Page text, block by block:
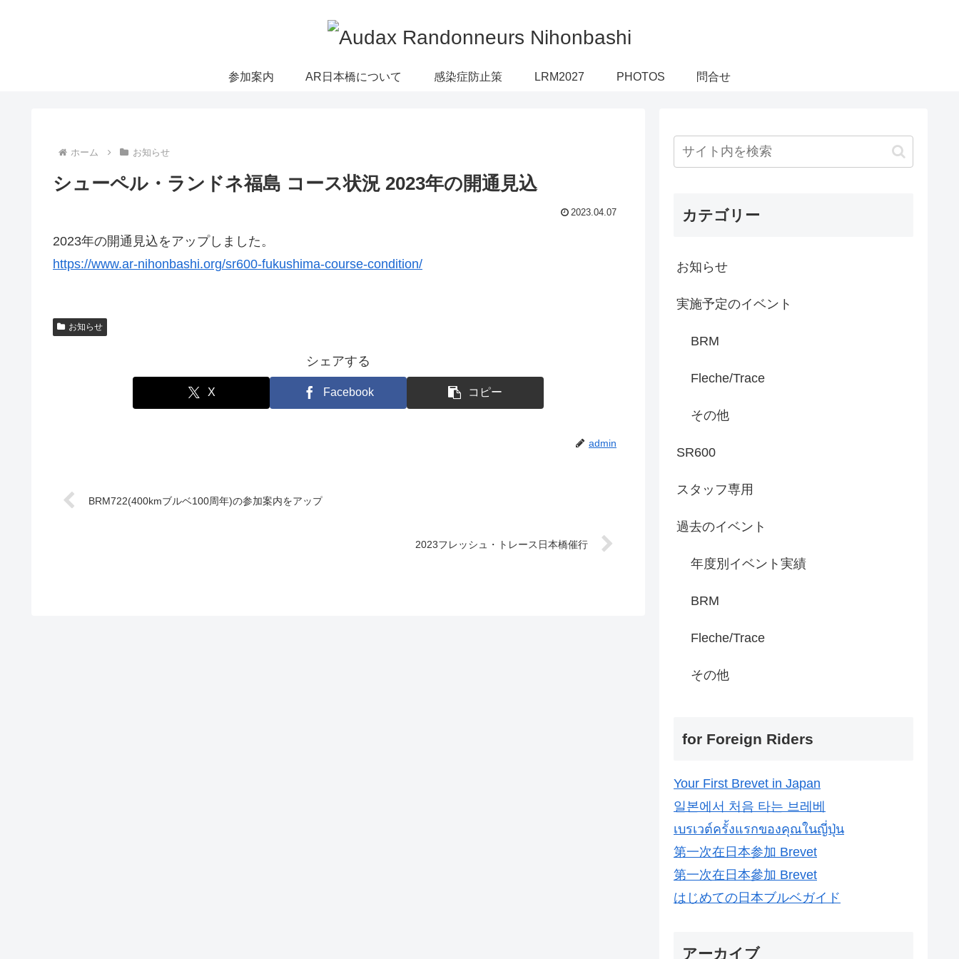
参加案内 AR日本橋について 感染症防止策 LRM2027 PHOTOS 問合せ
ホーム お知らせ
シューペル・ランドネ福島 コース状況 2023年の開通見込
2023.04.07
2023年の開通見込をアップしました。
https://www.ar-nihonbashi.org/sr600-fukushima-course-condition/
お知らせ
シェアする
X Facebook コピー
admin
BRM722(400kmブルベ100周年)の参加案内をアップ
2023フレッシュ・トレース日本橋催行
カテゴリー
お知らせ
実施予定のイベント
BRM
Fleche/Trace
その他
SR600
スタッフ専用
過去のイベント
年度別イベント実績
BRM
Fleche/Trace
その他
for Foreign Riders
Your First Brevet in Japan
일본에서 처음 타는 브레베
เบรเวต์ครั้งแรกของคุณในญี่ปุ่น
第一次在日本参加 Brevet
第一次在日本參加 Brevet
はじめての日本ブルベガイド
アーカイブ